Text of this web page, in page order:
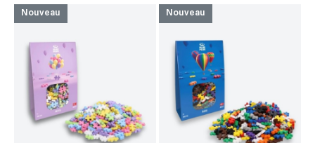
Nouveau Nouveau